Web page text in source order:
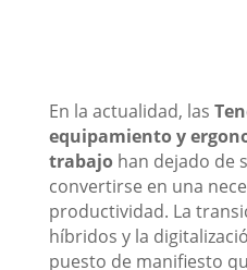
En la actualidad, las
equipamiento y
trabajohan dejado de
convertirse en una
productividad. La
híbridos y la
puesto de manifiesto